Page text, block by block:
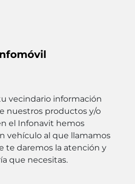
vecindario información
nuestros productos y/o
el Infonavit hemos
vehículo al que llamamos
te daremos la atención y
que necesitas.